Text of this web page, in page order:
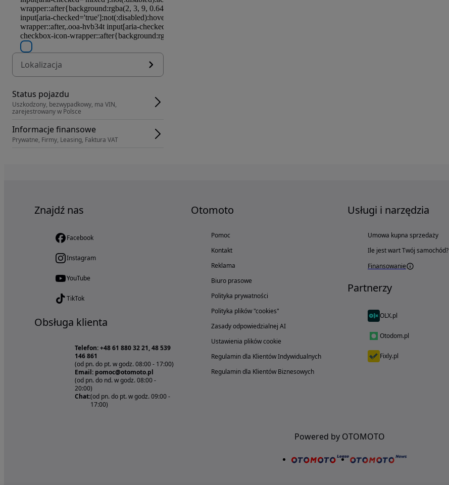
Lokalizacja
Status pojazdu
Uszkodzony, bezwypadkowy, ma VIN,
zarejestrowany w Polsce
Informacje finansowe
Prywatne, Firmy, Leasing, Faktura VAT
Znajdź nas
Facebook
Instagram
YouTube
TikTok
Obsługa klienta
Telefon: +48 61 880 32 21, 48 539
146 861
(od pn. do pt. w godz. 08:00 - 17:00)
Email: pomoc@otomoto.pl
(od pn. do nd. w godz. 08:00 -
20:00)
Chat:(od pn. do pt. w godz. 09:00 -
17:00)
Otomoto
Pomoc
Kontakt
Reklama
Biuro prasowe
Polityka prywatności
Polityka plików "cookies"
Zasady odpowiedzialnej AI
Ustawienia plików cookie
Regulamin dla Klientów Indywidualnych
Regulamin dla Klientów Biznesowych
Usługi i narzędzia
Umowa kupna sprzedaży
Ile jest wart Twój samochód?
Finansowanie
Partnerzy
OLX.pl
Otodom.pl
Fixly.pl
Powered by OTOMOTO